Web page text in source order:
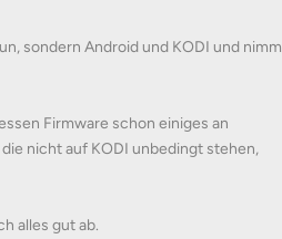
sondern Android und KODI und nimm
Firmware schon einiges an
nicht auf KODI unbedingt stehen,
alles gut ab.